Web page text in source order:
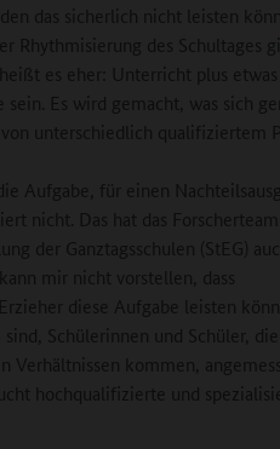
das sicherlich nicht leisten
Rhythmisierung des Schultages
es eher: Unterricht plus
sein. Es wird gemacht, was sich
unterschiedlich qualifiziertem
Aufgabe, für einen
nicht. Das hat das Forscherteam
der Ganztagsschulen (StEG)
mir nicht vorstellen, dass
diese Aufgabe leisten
Schülerinnen und Schüler, die
Verhältnissen kommen,
hochqualifizierte und